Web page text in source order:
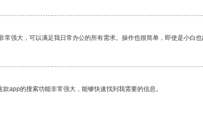
强大，可以满足我日常办公的所有需求。操作也很简单，即使是小白也
app的搜索功能非常强大，能够快速找到我需要的信息。